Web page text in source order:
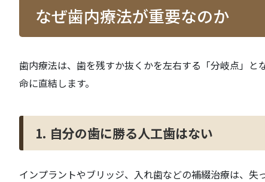
なぜ歯内療法が重要なのか
歯内療法は、歯を残すか抜くかを左右する「分岐点」
命に直結します。
1. 自分の歯に勝る人工歯はない
インプラントやブリッジ、入れ歯などの補綴治療は、